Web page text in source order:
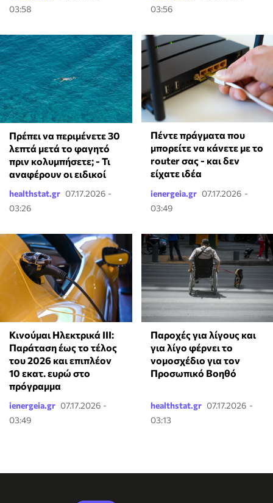
03:58
03:56
Πρέπει να περιμένετε 30
λεπτά μετά το φαγητό
πριν κολυμπήσετε; - Τι
αναφέρουν οι ειδικοί
healthstat.gr 07.17.2026 -
03:26
Πέντε πράγματα που
μπορείτε να κάνετε με το
router σας - και δεν
είχατε ιδέα
ienergeia.gr 07.17.2026 -
03:49
Κινούμαι Ηλεκτρικά ΙΙΙ:
Παράταση έως το τέλος
του 2026 και επιπλέον
10 εκατ. ευρώ στο
πρόγραμμα
ienergeia.gr 07.17.2026 -
03:49
Παροχές για λίγους και
για λίγο φέρνει το
νομοσχέδιο για τον
Προσωπικό Βοηθό
healthstat.gr 07.17.2026 -
03:13